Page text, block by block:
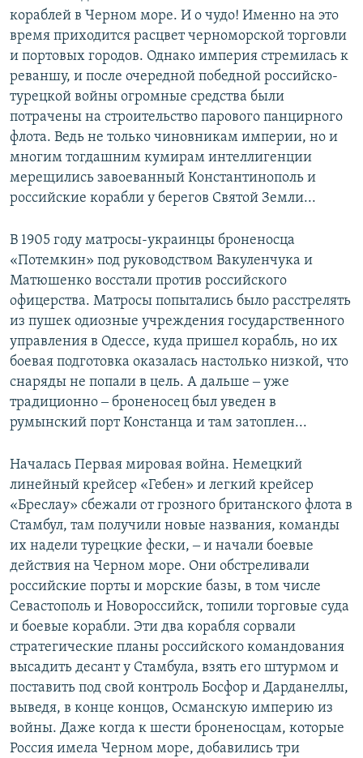
кораблей в Черном море. И о чудо! Именно на это
время приходится расцвет черноморской торговли
и портовых городов. Однако империя стремилась к
реваншу, и после очередной победной российско-
турецкой войны огромные средства были
потрачены на строительство парового панцирного
флота. Ведь не только чиновникам империи, но и
многим тогдашним кумирам интеллигенции
мерещились завоеванный Константинополь и
российские корабли у берегов Святой Земли...
В 1905 году матросы-украинцы броненосца
«Потемкин» под руководством Вакуленчука и
Матюшенко восстали против российского
офицерства. Матросы попытались было расстрелять
из пушек одиозные учреждения государственного
управления в Одессе, куда пришел корабль, но их
боевая подготовка оказалась настолько низкой, что
снаряды не попали в цель. А дальше ‒ уже
традиционно ‒ броненосец был уведен в
румынский порт Констанца и там затоплен...
Началась Первая мировая война. Немецкий
линейный крейсер «Гебен» и легкий крейсер
«Бреслау» сбежали от грозного британского флота в
Стамбул, там получили новые названия, команды
их надели турецкие фески, ‒ и начали боевые
действия на Черном море. Они обстреливали
российские порты и морские базы, в том числе
Севастополь и Новороссийск, топили торговые суда
и боевые корабли. Эти два корабля сорвали
стратегические планы российского командования
высадить десант у Стамбула, взять его штурмом и
поставить под свой контроль Босфор и Дарданеллы,
выведя, в конце концов, Османскую империю из
войны. Даже когда к шести броненосцам, которые
Россия имела Черном море, добавились три